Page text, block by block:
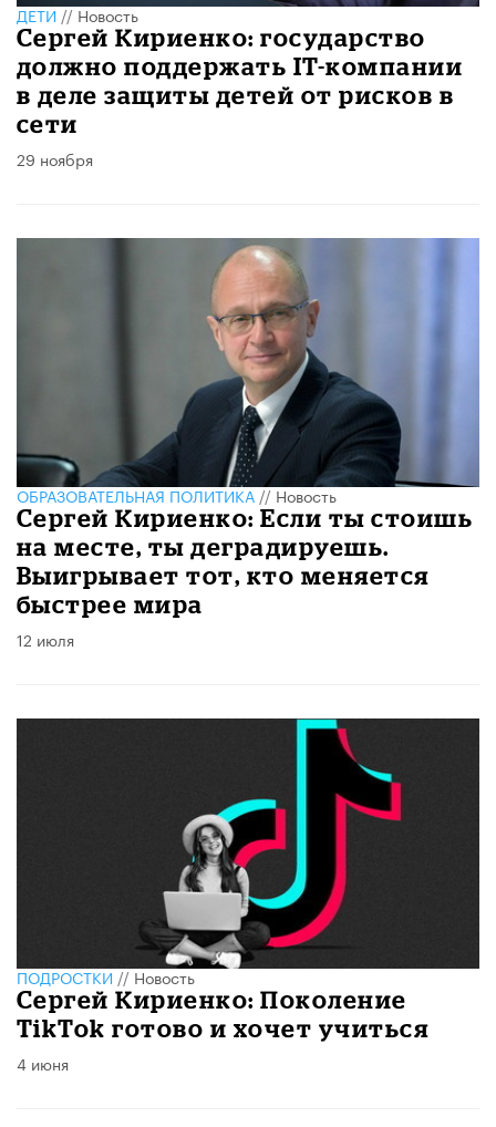
ДЕТИ//Новость
Сергей Кириенко: государство
должно поддержать IT-компании
в деле защиты детей от рисков в
сети
29 ноября
ОБРАЗОВАТЕЛЬНАЯ ПОЛИТИКА//Новость
Сергей Кириенко: Если ты стоишь
на месте, ты деградируешь.
Выигрывает тот, кто меняется
быстрее мира
12 июля
ПОДРОСТКИ//Новость
Сергей Кириенко: Поколение
TikTok готово и хочет учиться
4 июня